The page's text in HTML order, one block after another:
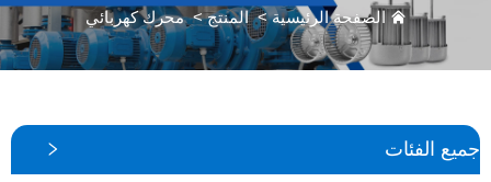
من نحن
اتصل بنا
الصفحة الرئيسية>المنتج>محرك كهربائي
جميع الفئات